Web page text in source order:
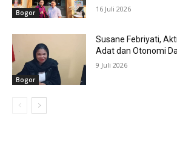
Bogor 16 Juli 2026
Bogor
Susane Febriyati,
Adat dan Otonomi
9 Juli 2026